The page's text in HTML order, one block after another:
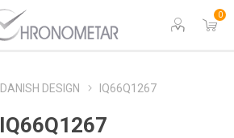
0
DANISH DESIGN IQ66Q1267
IQ66Q1267